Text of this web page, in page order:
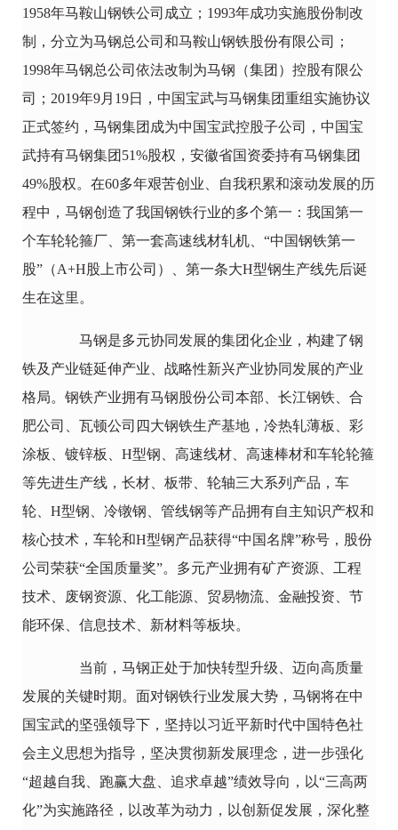
1958年马鞍山钢铁公司成立；1993年成功实施股份制改
制，分立为马钢总公司和马鞍山钢铁股份有限公司；
1998年马钢总公司依法改制为马钢（集团）控股有限公
司；2019年9月19日，中国宝武与马钢集团重组实施协议
正式签约，马钢集团成为中国宝武控股子公司，中国宝
武持有马钢集团51%股权，安徽省国资委持有马钢集团
49%股权。在60多年艰苦创业、自我积累和滚动发展的历
程中，马钢创造了我国钢铁行业的多个第一：我国第一
个车轮轮箍厂、第一套高速线材轧机、“中国钢铁第一
股”（A+H股上市公司）、第一条大H型钢生产线先后诞
生在这里。
马钢是多元协同发展的集团化企业，构建了钢
铁及产业链延伸产业、战略性新兴产业协同发展的产业
格局。钢铁产业拥有马钢股份公司本部、长江钢铁、合
肥公司、瓦顿公司四大钢铁生产基地，冷热轧薄板、彩
涂板、镀锌板、H型钢、高速线材、高速棒材和车轮轮箍
等先进生产线，长材、板带、轮轴三大系列产品，车
轮、H型钢、冷镦钢、管线钢等产品拥有自主知识产权和
核心技术，车轮和H型钢产品获得“中国名牌”称号，股份
公司荣获“全国质量奖”。多元产业拥有矿产资源、工程
技术、废钢资源、化工能源、贸易物流、金融投资、节
能环保、信息技术、新材料等板块。
当前，马钢正处于加快转型升级、迈向高质量
发展的关键时期。面对钢铁行业发展大势，马钢将在中
国宝武的坚强领导下，坚持以习近平新时代中国特色社
会主义思想为指导，坚决贯彻新发展理念，进一步强化
“超越自我、跑赢大盘、追求卓越”绩效导向，以“三高两
化”为实施路径，以改革为动力，以创新促发展，深化整